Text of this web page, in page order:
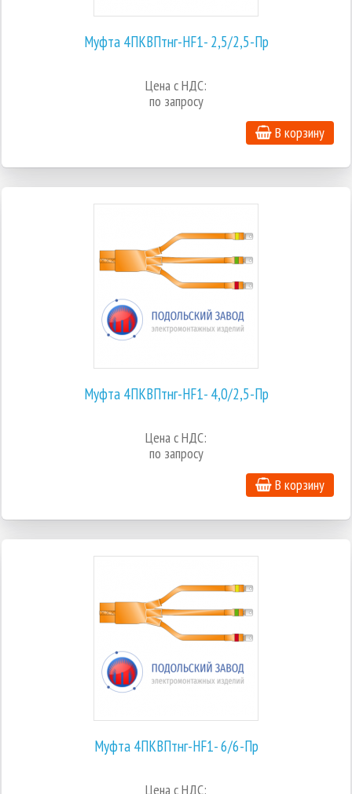
Муфта 4ПКВПтнг-HF1- 2,5/2,5-Пр
Цена с НДС:
по запросу
В корзину
Муфта 4ПКВПтнг-HF1- 4,0/2,5-Пр
Цена с НДС:
по запросу
В корзину
Муфта 4ПКВПтнг-HF1- 6/6-Пр
Цена с НДС: